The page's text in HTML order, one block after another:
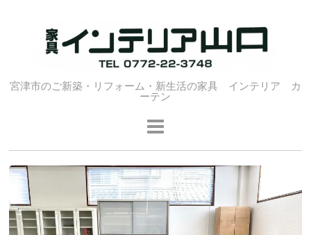
宮津市のご新築・リフォーム・新生活の家具 インテリア カ
ーテン